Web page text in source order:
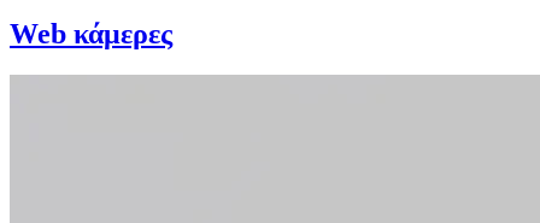
Web κάμερες